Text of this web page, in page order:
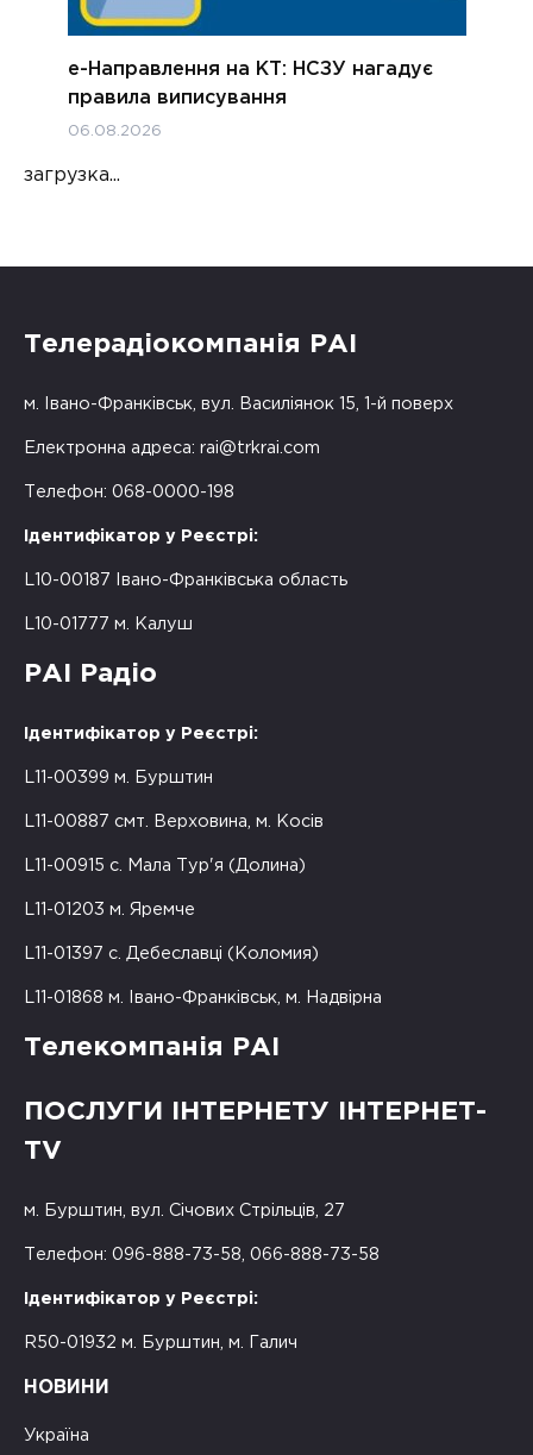
е-Направлення на КТ: НСЗУ нагадує
правила виписування
06.08.2026
загрузка...
Телерадіокомпанія РАІ
м. Івано-Франківськ, вул. Василіянок 15, 1-й поверх
Електронна адреса: rai@trkrai.com
Телефон: 068-0000-198
Ідентифікатор у Реєстрі:
L10-00187 Івано-Франківська область
L10-01777 м. Калуш
РАІ Радіо
Ідентифікатор у Реєстрі:
L11-00399 м. Бурштин
L11-00887 смт. Верховина, м. Косів
L11-00915 с. Мала Тур'я (Долина)
L11-01203 м. Яремче
L11-01397 с. Дебеславці (Коломия)
L11-01868 м. Івано-Франківськ, м. Надвірна
Телекомпанія РАІ
ПОСЛУГИ ІНТЕРНЕТУ ІНТЕРНЕТ-
TV
м. Бурштин, вул. Січових Стрільців, 27
Телефон: 096-888-73-58, 066-888-73-58
Ідентифікатор у Реєстрі:
R50-01932 м. Бурштин, м. Галич
НОВИНИ
Україна